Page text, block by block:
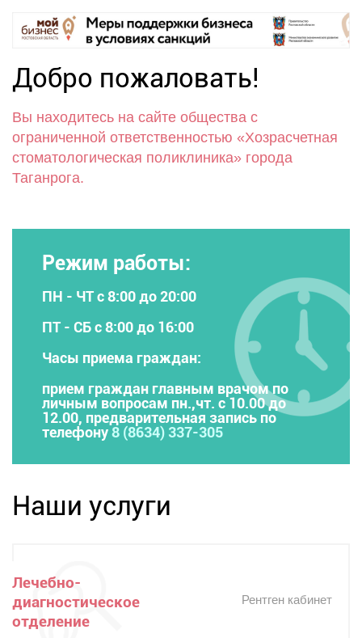
Добро пожаловать!
Вы находитесь на сайте общества с
ограниченной ответственностью «Хозрасчетная
стоматологическая поликлиника» города
Таганрога.
Режим работы:
ПН - ЧТ с 8:00 до 20:00
ПТ - СБ с 8:00 до 16:00
Часы приема граждан:
прием граждан главным врачом по
личным вопросам пн.,чт. с 10.00 до
12.00, предварительная запись по
телефону8 (8634) 337-305
Наши услуги
Лечебно-
диагностическое
отделение
Рентген кабинет